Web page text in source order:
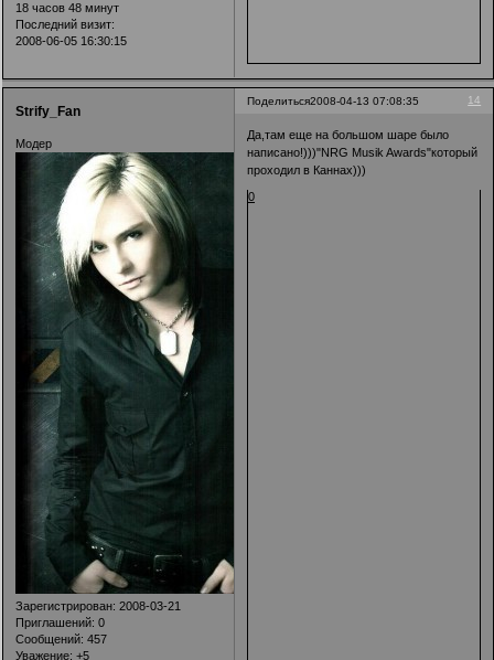
18 часов 48 минут
Последний визит:
2008-06-05 16:30:15
Поделиться 14
2008-04-13 07:08:35
Strify_Fan
Модер
Зарегистрирован: 2008-03-21
Приглашений: 0
Сообщений: 457
Уважение: +5
Да,там еще на большом шаре было
написано!)))"NRG Musik Awards"который
проходил в Каннах)))
0